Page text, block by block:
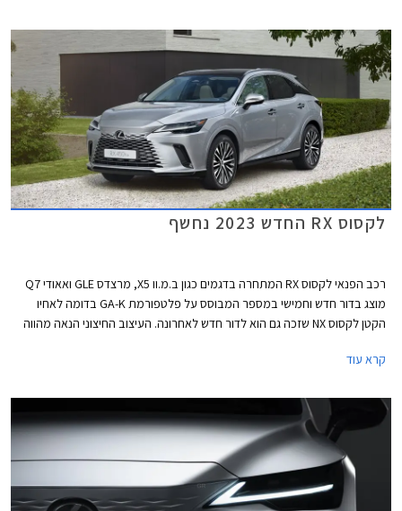
לקסוס RX החדש 2023 נחשף
רכב הפנאי לקסוס RX המתחרה בדגמים כגון ב.מ.וו X5, מרצדס GLE ואאודי Q7
מוצג בדור חדש וחמישי במספר המבוסס על פלטפורמת GA-K בדומה לאחיו
הקטן לקסוס NX שזכה גם הוא לדור חדש לאחרונה. העיצוב החיצוני הנאה מהווה
קרא עוד